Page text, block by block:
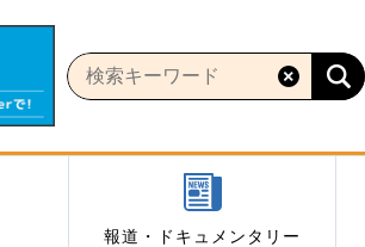
報道・ドキュメンタリー